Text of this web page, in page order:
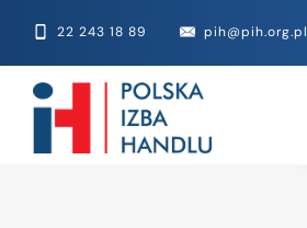
22 243 18 89 pih@pih.org.pl